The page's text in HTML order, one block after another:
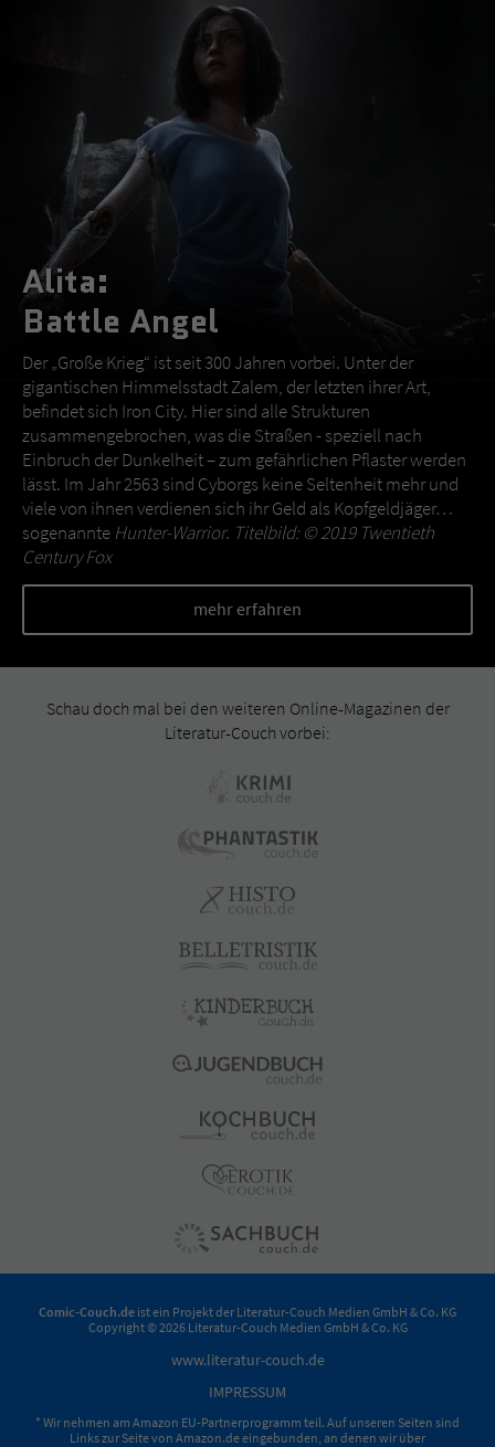
Alita:
Battle Angel
Der „Große Krieg“ ist seit 300 Jahren vorbei. Unter der
gigantischen Himmelsstadt Zalem, der letzten ihrer Art,
befindet sich Iron City. Hier sind alle Strukturen
zusammengebrochen, was die Straßen - speziell nach
Einbruch der Dunkelheit – zum gefährlichen Pflaster werden
lässt. Im Jahr 2563 sind Cyborgs keine Seltenheit mehr und
viele von ihnen verdienen sich ihr Geld als Kopfgeldjäger…
sogenannte Hunter-Warrior. Titelbild: © 2019 Twentieth
Century Fox
mehr erfahren
Schau doch mal bei den weiteren Online-Magazinen der
Literatur-Couch vorbei:
Comic-Couch.de ist ein Projekt der Literatur-Couch Medien GmbH & Co. KG
Copyright © 2026 Literatur-Couch Medien GmbH & Co. KG
www.literatur-couch.de
IMPRESSUM
* Wir nehmen am Amazon EU-Partnerprogramm teil. Auf unseren Seiten sind
Links zur Seite von Amazon.de eingebunden, an denen wir über